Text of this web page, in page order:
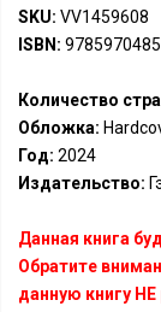
SKU: VV1459608
ISBN:
Количество
Обложка:
Год: 2024
Издательство:
Данная книга
Обратите
данную книгу